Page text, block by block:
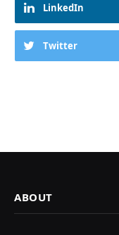
LinkedIn
Twitter
ABOUT